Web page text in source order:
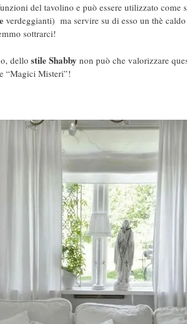
del tavolino e può essere utilizzato come
verdeggianti) ma servire su di esso un thè
sottrarci!
dello stile Shabby non può che valorizzare
“Magici Misteri”!